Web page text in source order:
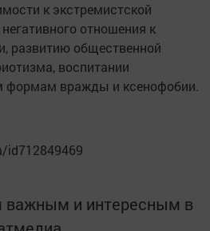
к экстремистской
отношения к
развитию общественной
воспитании
формам вражды и ксенофобии.
важным и интересным в